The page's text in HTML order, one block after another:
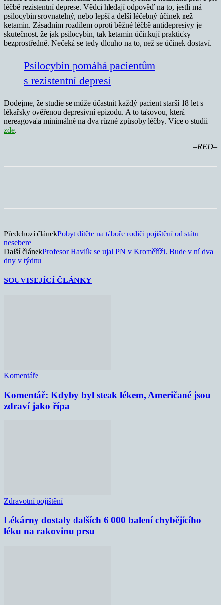
léčbě rezistentní deprese. Vědci hledají odpověď na to, jestli má
psilocybin srovnatelný, nebo lepší a delší léčebný účinek než
ketamin. Zásadním rozdílem oproti běžné léčbě antidepresivy je
skutečnost, že jak psilocybin, tak ketamin účinkují prakticky
bezprostředně. Nečeká se tedy dlouho na to, než se účinek dostaví.
Psilocybin pomáhá pacientům
s rezistentní depresí
Dodejme, že studie se může účastnit každý pacient starší 18 let s
lékařsky ověřenou depresivní epizodu. A to takovou, která
nereagovala minimálně na dva různé způsoby léčby. Více o studii
zde.
–RED–
Předchozí článekPobyt dítěte na táboře rodiči pojištění od státu
nesebere
Další článekProfesor Havlík se ujal PN v Kroměříži. Bude v ní dva
dny v týdnu
SOUVISEJÍCÍ ČLÁNKY
Komentáře
Komentář: Kdyby byl steak lékem, Američané jsou
zdraví jako řípa
Zdravotní pojištění
Lékárny dostaly dalších 6 000 balení chybějícího
léku na rakovinu prsu